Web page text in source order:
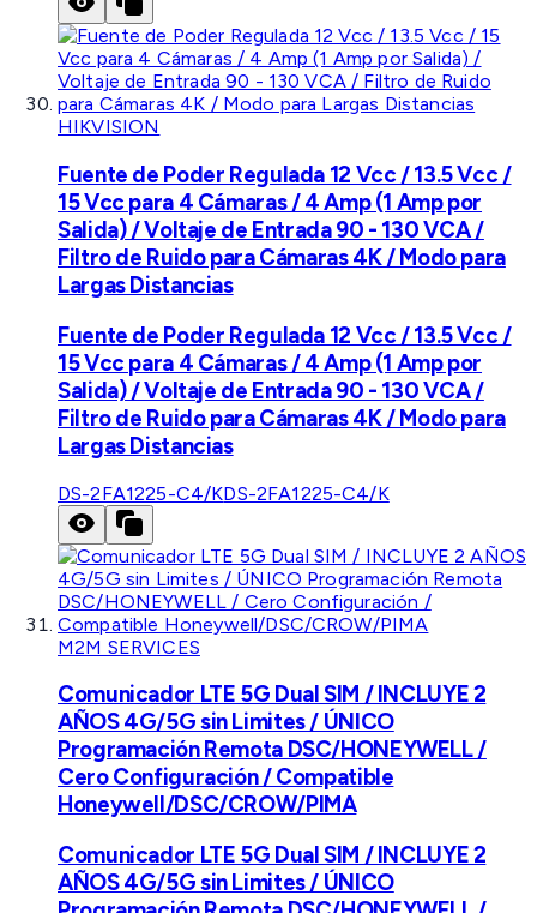
HIKVISION
Fuente de Poder Regulada 12 Vcc / 13.5 Vcc /
15 Vcc para 4 Cámaras / 4 Amp (1 Amp por
Salida) / Voltaje de Entrada 90 - 130 VCA /
Filtro de Ruido para Cámaras 4K / Modo para
Largas Distancias
Fuente de Poder Regulada 12 Vcc / 13.5 Vcc /
15 Vcc para 4 Cámaras / 4 Amp (1 Amp por
Salida) / Voltaje de Entrada 90 - 130 VCA /
Filtro de Ruido para Cámaras 4K / Modo para
Largas Distancias
DS-2FA1225-C4/KDS-2FA1225-C4/K
M2M SERVICES
Comunicador LTE 5G Dual SIM / INCLUYE 2
AÑOS 4G/5G sin Limites / ÚNICO
Programación Remota DSC/HONEYWELL /
Cero Configuración / Compatible
Honeywell/DSC/CROW/PIMA
Comunicador LTE 5G Dual SIM / INCLUYE 2
AÑOS 4G/5G sin Limites / ÚNICO